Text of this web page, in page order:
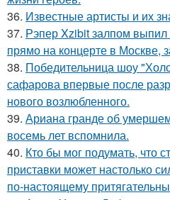
36. Известные артисты и их
37. Рэпер Xzibit залпом
прямо на концерте в Москве,
38. Победительница шоу
сафарова впервые после
нового возлюбленного.
39. Ариана гранде об
восемь лет вспомнила.
40. Кто бы мог подумать, что
приставки может настолько
по-настоящему